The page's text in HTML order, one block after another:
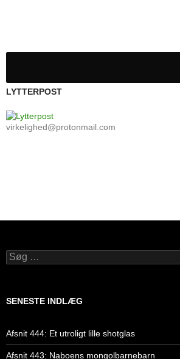
LYTTERPOST
virkelighed@protonmail.com
Søg
efter:
SENESTE INDLÆG
Afsnit 444: Et utroligt lille shotglas
Afsnit 443: Naboens mongolbarnebarn